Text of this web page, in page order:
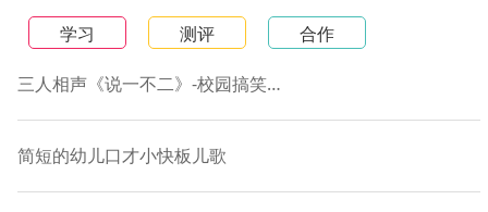
学习 测评 合作
三人相声《说一不二》-校园搞笑短剧本
简短的幼儿口才小快板儿歌